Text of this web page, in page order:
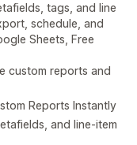
tags, and line
schedule, and
Sheets, Free
custom reports and
Reports Instantly
and line-item